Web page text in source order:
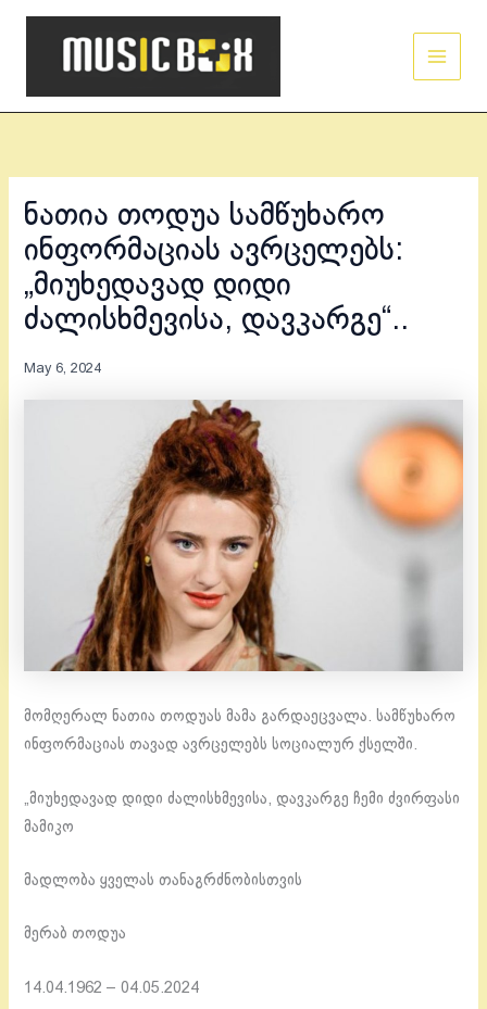
Skip
ნათია თოდუა სამწუხარო
ინფორმაციას ავრცელებს:
„მიუხედავად დიდი
ძალისხმევისა, დავკარგე“..
May 6, 2024
მომღერალ ნათია თოდუას მამა გარდაეცვალა. სამწუხარო
ინფორმაციას თავად ავრცელებს სოციალურ ქსელში.
„მიუხედავად დიდი ძალისხმევისა, დავკარგე ჩემი ძვირფასი
მამიკო
მადლობა ყველას თანაგრძნობისთვის
მერაბ თოდუა
14.04.1962 – 04.05.2024